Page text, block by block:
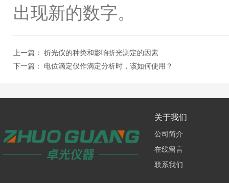
出现新的数字。
上一篇： 折光仪的种类和影响折光测定的因素
下一篇： 电位滴定仪作滴定分析时，该如何使用？
关于我们
公司简介
在线留言
联系我们